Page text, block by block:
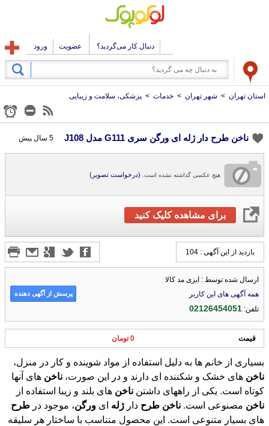
دنبال کار می‌گردید؟ عضویت ورود
استان تهران > شهر تهران > خدمات > پزشکی، سلامت و زیبایی
ناخن طرح دار ژله ای ورگن سری G111 مدل J108 5 سال پیش
هیچ عکسی گذاشته نشده است. (درخواست تصویر)
برای مشاهده کلیک کنید
بازدید از این آگهی : 104
ارسال شده توسط : ایزی مد کالا
همه آگهی های این کاربر
تلفن:02126454051
پرسش از آگهی دهنده
قیمت 0 تومان
بسیاری از خانم ها به دلیل استفاده از مواد شوینده و کار در منزل،
ناخن های خشک و شکننده ای دارند و در این صورت، ناخن های آنها
کوتاه است. یکی از راههای داشتن ناخن های بلند و زیبا استفاده از
ناخن مصنوعی است. ناخن طرح دار ژله ای ورگن، موجود در طرح
های بسیار متنوعی است. این محصول متناسب با ساختار هر سلیقه